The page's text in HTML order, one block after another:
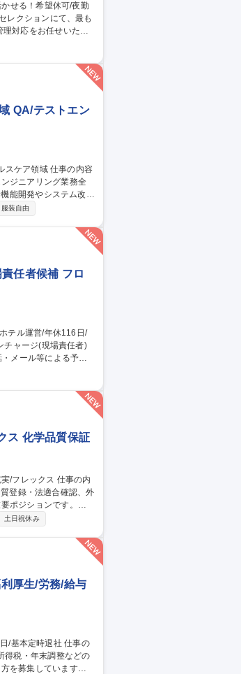
対応をお任せいたし
QA/テストエン
ジニアリング業務全
テスト、UI テス
服装自由
任者候補 フロ
示・育成、オペレーシ
ス 化学品質保証
登録・法適合確認、外
ポジションです。
輸入実績数量の集計
でなく海外拠点や他
土日祝休み
厚生/労務/給与
得税・年末調整などの
を募集しています。